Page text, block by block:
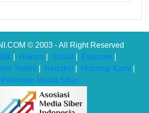
© 2003 - All Right Reserved
Hukum Sosial Ekonomi
Terkini Redaksi Hubungi Kami
Pedoman Media Siber